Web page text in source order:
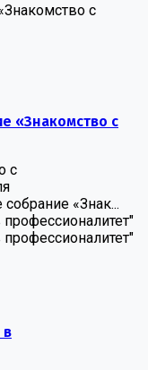
с
«Знакомство с
с
«Знак...
в